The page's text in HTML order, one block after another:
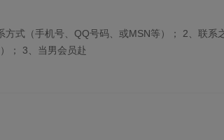
式（手机号、QQ号码、或MSN等）； 2、联系
； 3、当男会员赴